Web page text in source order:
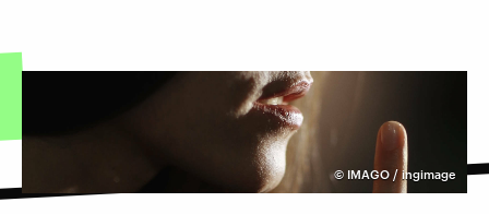
© IMAGO / ingimage